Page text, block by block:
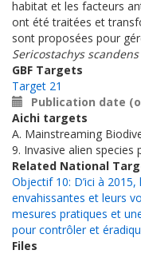
habitat et les facteurs
ont été traitées et
sont proposées pour
Sericostachys scandens
GBF Targets
Target 21
Publication date
Aichi targets
A. Mainstreaming
9. Invasive alien
Related National
Objectif 10: D’ici à
envahissantes et leurs
mesures pratiques et
pour contrôler et
Files